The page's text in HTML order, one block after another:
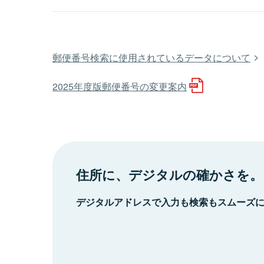
郵便番号検索に使用されているデータについて
2025年度版郵便番号の変更案内
住所に、デジタルの確かさを。
デジタルアドレスで入力も検索もスムーズ